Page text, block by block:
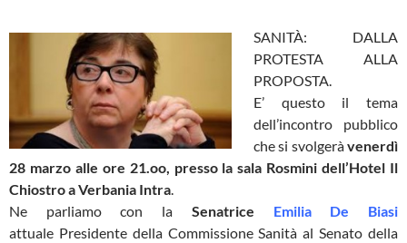
SANITÀ: DALLA
PROTESTA ALLA
PROPOSTA.
E’ questo il tema
dell’incontro pubblico
che si svolgeràvenerdì
28 marzo alle ore 21.oo, presso la sala Rosmini dell’Hotel Il
Chiostro a Verbania Intra.
Ne parliamo con la Senatrice Emilia De Biasi
attuale Presidente della Commissione Sanità al Senato della